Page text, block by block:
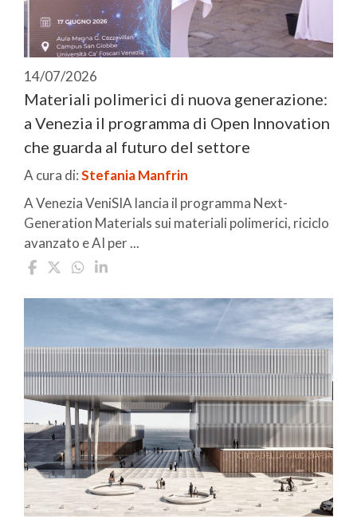
14/07/2026
Materiali polimerici di nuova generazione:
a Venezia il programma di Open Innovation
che guarda al futuro del settore
A cura di:Stefania Manfrin
A Venezia VeniSIA lancia il programma Next-
Generation Materials sui materiali polimerici, riciclo
avanzato e AI per ...